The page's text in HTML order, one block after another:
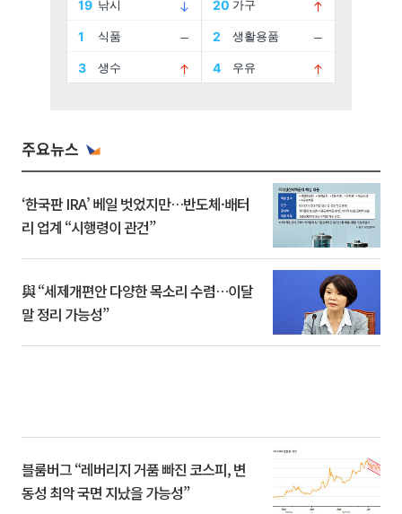
주요뉴스
‘한국판 IRA’ 베일 벗었지만…반도체·배터
리 업계 “시행령이 관건”
與 “세제개편안 다양한 목소리 수렴…이달
말 정리 가능성”
블룸버그 “레버리지 거품 빠진 코스피, 변
동성 최악 국면 지났을 가능성”